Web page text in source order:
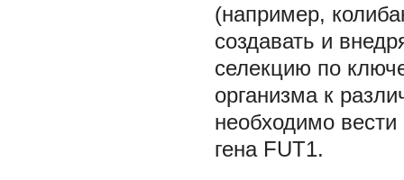
(например,
создавать и
селекцию по
организма к
необходимо
гена FUT1.